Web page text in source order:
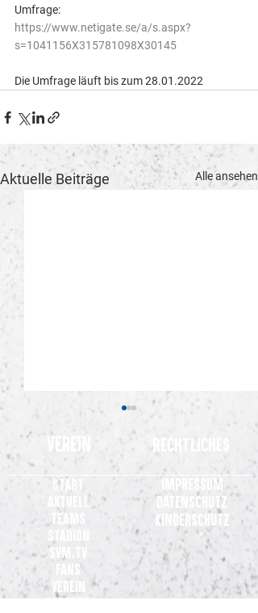
Umfrage:
https://www.netigate.se/a/s.aspx?
s=1041156X315781098X30145
Die Umfrage läuft bis zum 28.01.2022
Aktuelle Beiträge Alle ansehen
Gelungene Generalprobe: SV
Meppen gewinnt 3:0 beim VfL
Osnabrück
Verein Rechtliches
Start
Aktuell
Teams
SVM.TV
Fans
Verein
Partner
Impressum
Datenschutz
Kinderschutz